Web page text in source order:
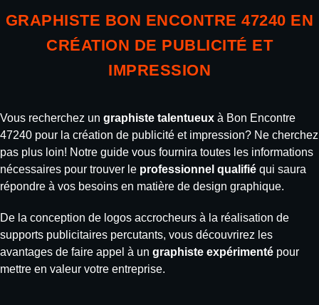
GRAPHISTE BON ENCONTRE 47240 EN
CRÉATION DE PUBLICITÉ ET
IMPRESSION
Vous recherchez un graphiste talentueux à Bon Encontre
47240 pour la création de publicité et impression? Ne cherchez
pas plus loin! Notre guide vous fournira toutes les informations
nécessaires pour trouver le professionnel qualifié qui saura
répondre à vos besoins en matière de design graphique.
De la conception de logos accrocheurs à la réalisation de
supports publicitaires percutants, vous découvrirez les
avantages de faire appel à un graphiste expérimenté pour
mettre en valeur votre entreprise.